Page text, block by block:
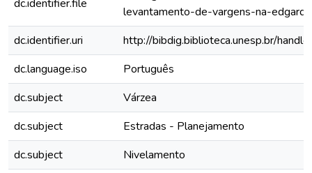
dc.identifier.file
levantamento-de-vargens-na-
dc.identifier.uri
http://bibdig.biblioteca.unesp.br/
dc.language.iso
Português
dc.subject
Várzea
dc.subject
Estradas - Planejamento
dc.subject
Nivelamento